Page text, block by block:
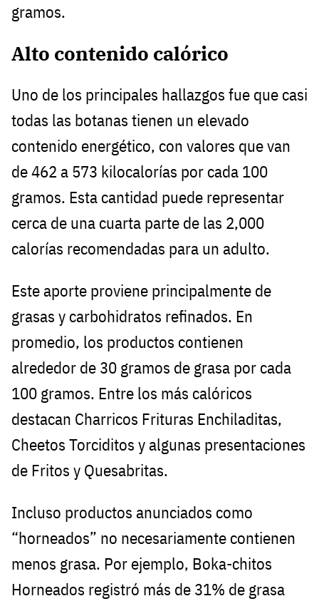
gramos.
Alto contenido calórico
Uno de los principales hallazgos fue que casi
todas las botanas tienen un elevado
contenido energético, con valores que van
de 462 a 573 kilocalorías por cada 100
gramos. Esta cantidad puede representar
cerca de una cuarta parte de las 2,000
calorías recomendadas para un adulto.
Este aporte proviene principalmente de
grasas y carbohidratos refinados. En
promedio, los productos contienen
alrededor de 30 gramos de grasa por cada
100 gramos. Entre los más calóricos
destacan Charricos Frituras Enchiladitas,
Cheetos Torciditos y algunas presentaciones
de Fritos y Quesabritas.
Incluso productos anunciados como
“horneados” no necesariamente contienen
menos grasa. Por ejemplo, Boka-chitos
Horneados registró más de 31% de grasa